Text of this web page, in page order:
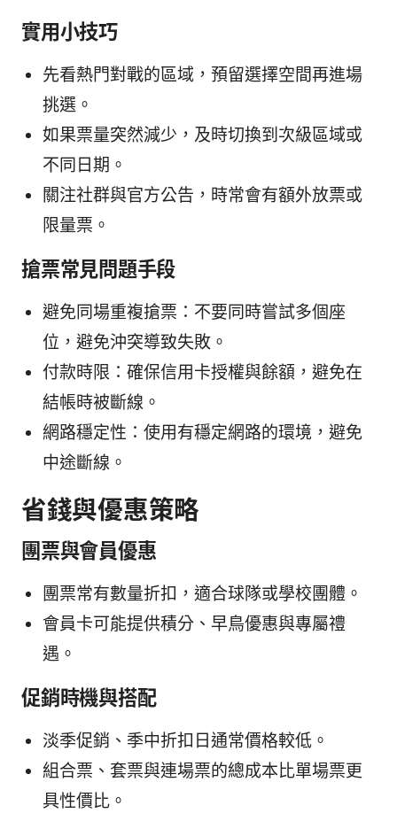
實用小技巧
先看熱門對戰的區域，預留選擇空間再進場
挑選。
如果票量突然減少，及時切換到次級區域或
不同日期。
關注社群與官方公告，時常會有額外放票或
限量票。
搶票常見問題手段
避免同場重複搶票：不要同時嘗試多個座
位，避免沖突導致失敗。
付款時限：確保信用卡授權與餘額，避免在
結帳時被斷線。
網路穩定性：使用有穩定網路的環境，避免
中途斷線。
省錢與優惠策略
團票與會員優惠
團票常有數量折扣，適合球隊或學校團體。
會員卡可能提供積分、早鳥優惠與專屬禮
遇。
促銷時機與搭配
淡季促銷、季中折扣日通常價格較低。
組合票、套票與連場票的總成本比單場票更
具性價比。